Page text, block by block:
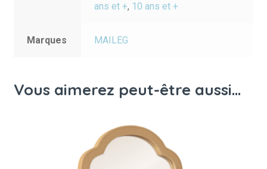
ans et +, 10 ans et +
Marques MAILEG
Vous aimerez peut-être aussi…